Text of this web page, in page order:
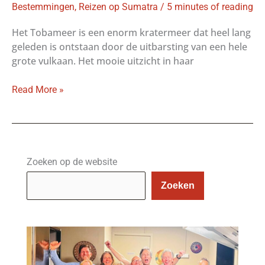
Bestemmingen, Reizen op Sumatra / 5 minutes of reading
Het Tobameer is een enorm kratermeer dat heel lang
geleden is ontstaan door de uitbarsting van een hele
grote vulkaan. Het mooie uitzicht in haar
Het
wereld
Read More »
Zoeken op de website
Zoeken